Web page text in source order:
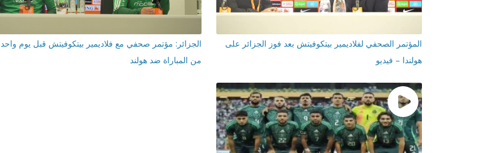
المؤتمر الصحفي لفلاديمير بيتكوفيتش بعد فوز الجزائر على
هولندا – فيديو
الجزائر: مؤتمر صحفي مع فلاديمير بيتكوفيتش قبل يوم واحد
من المباراة ضد هولند